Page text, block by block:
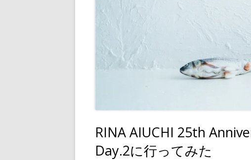
RINA AIUCHI 25th
Day.2に行ってみた